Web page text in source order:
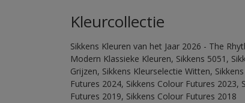
Kleurcollectie
Sikkens Kleuren van het Jaar 2026 - The
Modern Klassieke Kleuren, Sikkens 5051,
Grijzen, Sikkens Kleurselectie Witten,
Futures 2024, Sikkens Colour Futures 2023,
Futures 2019, Sikkens Colour Futures 2018